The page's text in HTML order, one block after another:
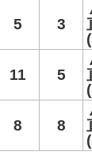
5 3
11 5
8 8